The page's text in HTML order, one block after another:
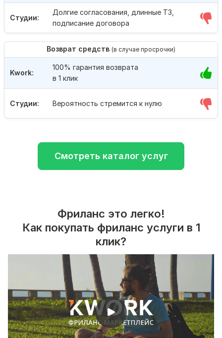
Студии:
Долгие согласования, длинные ТЗ,
подписание договора
Возврат средств (в случае просрочки)
Студии: Вероятность стремится к нулю
Kwork:
100% гарантия возврата
в 1 клик
Смотреть каталог услуг
Фриланс это легко!
Как покупать фриланс услуги в 1
клик?